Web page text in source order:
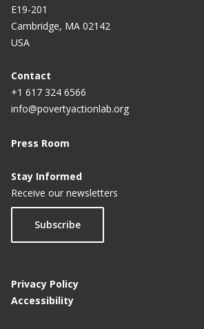
E19-201
Cambridge, MA 02142
USA
Contact
+1 617 324 6566
info@povertyactionlab.org
Press Room
Stay Informed
Receive our newsletters
Subscribe
Privacy Policy
Accessibility